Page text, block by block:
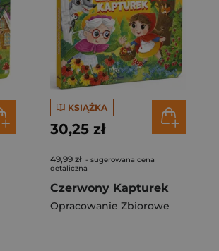
KSIĄŻKA
30,25 zł
49,99 zł - sugerowana cena
detaliczna
Czerwony Kapturek
Opracowanie Zbiorowe